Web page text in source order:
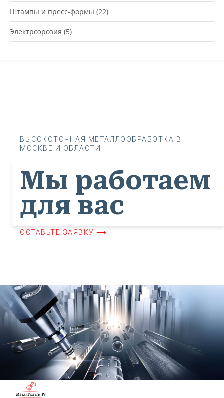
Штампы и пресс-формы (22)
Электроэрозия (5)
ВЫСОКОТОЧНАЯ МЕТАЛЛООБРАБОТКА В
МОСКВЕ И ОБЛАСТИ
Мы работаем
для вас
ОСТАВЬТЕ ЗАЯВКУ ⟶